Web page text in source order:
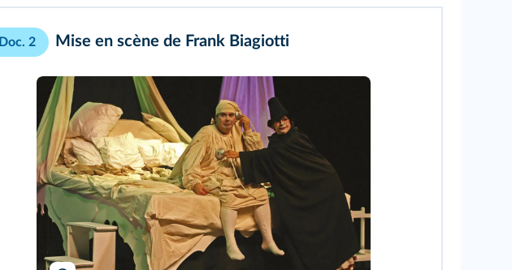
Doc. 2 Mise en scène de Frank Biagiotti